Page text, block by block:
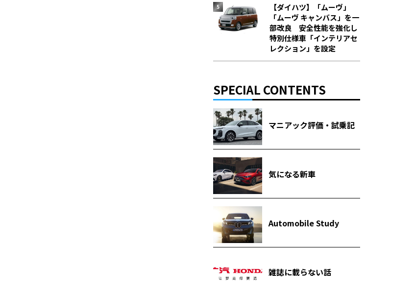
【ダイハツ】「ムーヴ」
「ムーヴ キャンバス」を一
部改良 安全性能を強化し
特別仕様車「インテリアセ
レクション」を設定
SPECIAL CONTENTS
マニアック評価・試乗記
気になる新車
Automobile Study
雑誌に載らない話